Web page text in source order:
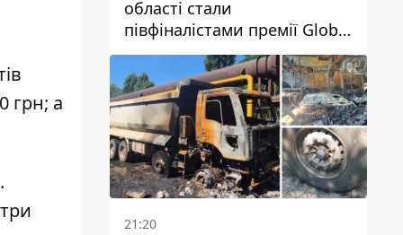
грн; а
області стали
півфіналістами премії Global
Teacher Prize Ukraine 2026
21:20